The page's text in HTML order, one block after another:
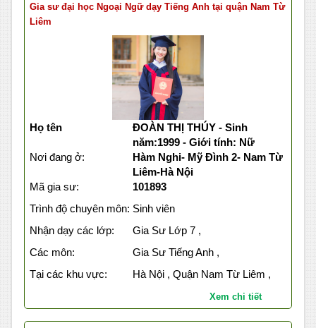
Gia sư đại học Ngoại Ngữ dạy Tiếng Anh tại quận Nam Từ
Liêm
Họ tên
ĐOÀN THỊ THÚY - Sinh
năm:1999 - Giới tính: Nữ
Nơi đang ở:
Hàm Nghi- Mỹ Đình 2- Nam Từ
Liêm-Hà Nội
Mã gia sư:
101893
Trình độ chuyên môn: Sinh viên
Nhận dạy các lớp:
Gia Sư Lớp 7 ,
Các môn:
Gia Sư Tiếng Anh ,
Tại các khu vực:
Hà Nội , Quận Nam Từ Liêm ,
Xem chi tiết